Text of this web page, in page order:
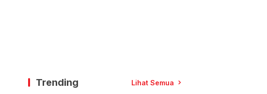
Trending Lihat Semua